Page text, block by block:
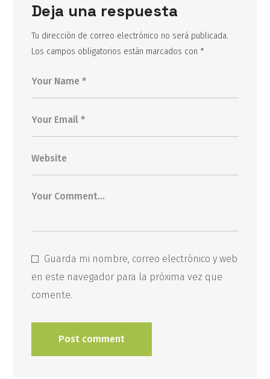
Deja una respuesta
Tu dirección de correo electrónico no será publicada.
Los campos obligatorios están marcados con *
Guarda mi nombre, correo electrónico y web
en este navegador para la próxima vez que
comente.